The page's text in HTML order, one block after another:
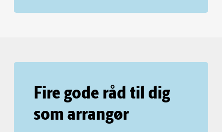
Fire gode råd til dig
som arrangør